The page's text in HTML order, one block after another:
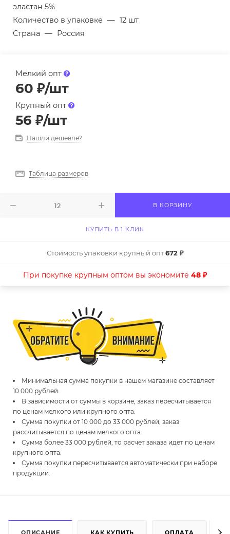
эластан 5%
Количество в упаковке — 12 шт
Страна — Россия
Мелкий опт
60 ₽/шт
Крупный опт
56 ₽/шт
Нашли дешевле?
Таблица размеров
В КОРЗИНУ
КУПИТЬ В 1 КЛИК
Стоимость упаковки крупный опт672 ₽
При покупке крупным оптом вы экономите 48 ₽
Минимальная сумма покупки в нашем магазине составляет
10 000 рублей.
В зависимости от суммы в корзине, заказ пересчитывается
по ценам мелкого или крупного опта.
Сумма покупки от 10 000 до 33 000 рублей, заказ
рассчитывается по ценам мелкого опта.
Сумма более 33 000 рублей, то расчет заказа идет по ценам
крупного опта.
Сумма покупки пересчитывается автоматически при наборе
продукции.
ОПИСАНИЕ КАК КУПИТЬ ОПЛАТА